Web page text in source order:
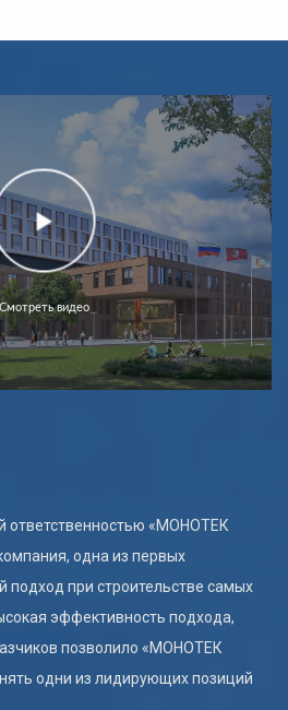
видео
ответственностью «МОНОТЕК
одна из первых
при строительстве самых
эффективность подхода,
позволило «МОНОТЕК
одни из лидирующих позиций